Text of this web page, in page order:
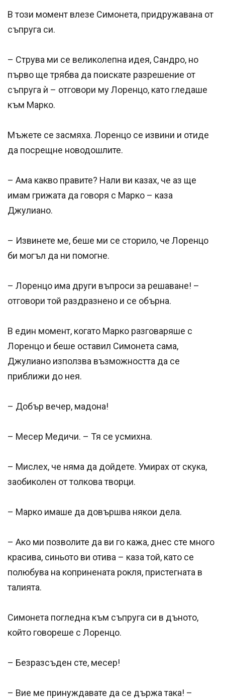
В този момент влезе Симонета, придружавана от
съпруга си.
– Струва ми се великолепна идея, Сандро, но
първо ще трябва да поискате разрешение от
съпруга ѝ – отговори му Лоренцо, като гледаше
към Марко.
Мъжете се засмяха. Лоренцо се извини и отиде
да посрещне новодошлите.
– Ама какво правите? Нали ви казах, че аз ще
имам грижата да говоря с Марко – каза
Джулиано.
– Извинете ме, беше ми се сторило, че Лоренцо
би могъл да ни помогне.
– Лоренцо има други въпроси за решаване! –
отговори той раздразнено и се обърна.
В един момент, когато Марко разговаряше с
Лоренцо и беше оставил Симонета сама,
Джулиано използва възможността да се
приближи до нея.
– Добър вечер, мадона!
– Месер Медичи. – Тя се усмихна.
– Мислех, че няма да дойдете. Умирах от скука,
заобиколен от толкова творци.
– Марко имаше да довършва някои дела.
– Ако ми позволите да ви го кажа, днес сте много
красива, синьото ви отива – каза той, като се
полюбува на копринената рокля, пристегната в
талията.
Симонета погледна към съпруга си в дъното,
който говореше с Лоренцо.
– Безразсъден сте, месер!
– Вие ме принуждавате да се държа така! –